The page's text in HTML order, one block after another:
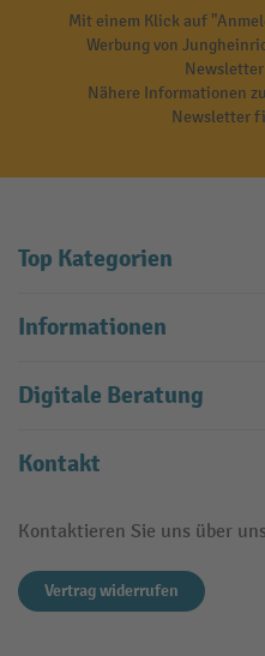
Mit einem Klick auf
Werbung von
Nähere Informationen
Newsletter
Top Kategorien
Informationen
Digitale Beratung
Kontakt
Kontaktieren Sie uns über
Vertrag widerrufen